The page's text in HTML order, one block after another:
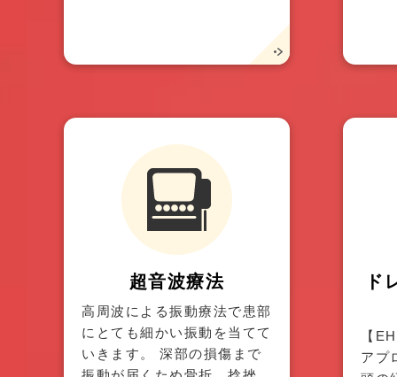
超音波療法
高周波による振動療法で患部
にとても細かい振動を当てて
いきます。 深部の損傷まで
ド
【
アプ